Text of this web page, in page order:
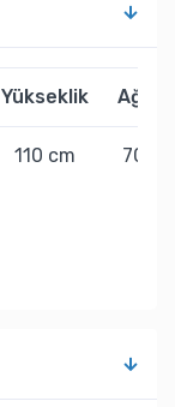
Yükseklik Ağırlık
110 cm 70 kg